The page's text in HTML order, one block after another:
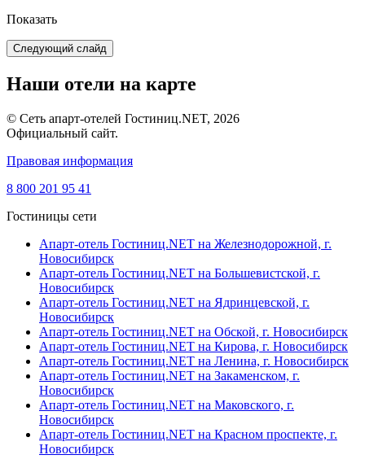
Показать
Следующий слайд
Наши отели на карте
© Сеть апарт-отелей Гостиниц.NET, 2026
Официальный сайт.
Правовая информация
8 800 201 95 41
Гостиницы сети
Апарт-отель Гостиниц.NET на Железнодорожной, г.
Новосибирск
Апарт-отель Гостиниц.NET на Большевистской, г.
Новосибирск
Апарт-отель Гостиниц.NET на Ядринцевской, г.
Новосибирск
Апарт-отель Гостиниц.NET на Обской, г. Новосибирск
Апарт-отель Гостиниц.NET на Кирова, г. Новосибирск
Апарт-отель Гостиниц.NET на Ленина, г. Новосибирск
Апарт-отель Гостиниц.NET на Закаменском, г.
Новосибирск
Апарт-отель Гостиниц.NET на Маковского, г.
Новосибирск
Апарт-отель Гостиниц.NET на Красном проспекте, г.
Новосибирск